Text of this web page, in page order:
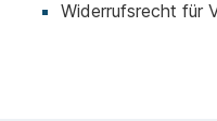
Widerrufsrecht für